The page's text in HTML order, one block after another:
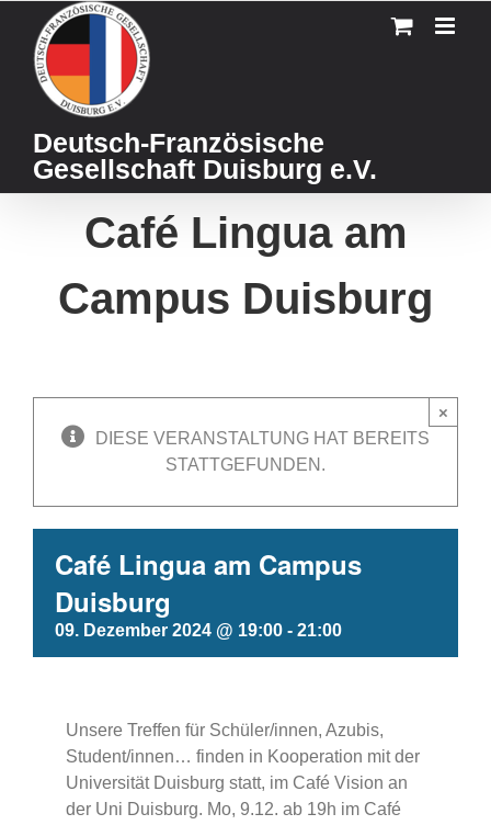
content
Deutsch-Französische
Gesellschaft Duisburg e.V.
Café Lingua am
Campus Duisburg
DIESE VERANSTALTUNG HAT BEREITS
STATTGEFUNDEN.
×
Café Lingua am Campus
Duisburg
09. Dezember 2024 @ 19:00 - 21:00
Unsere Treffen für Schüler/innen, Azubis,
Student/innen… finden in Kooperation mit der
Universität Duisburg statt, im Café Vision an
der Uni Duisburg. Mo, 9.12. ab 19h im Café